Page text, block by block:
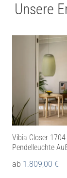
Unsere
Vibia Closer 1704
Pendelleuchte
ab 1.809,00 €